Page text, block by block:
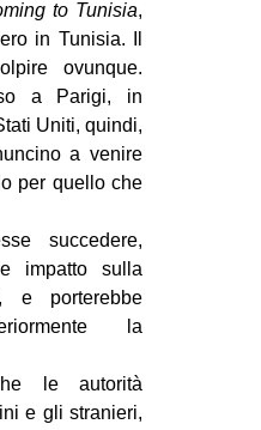
to Tunisia,
in Tunisia. Il
ovunque.
a Parigi, in
Uniti, quindi,
a venire
per quello che
succedere,
impatto sulla
e porterebbe
la
le autorità
e gli stranieri,